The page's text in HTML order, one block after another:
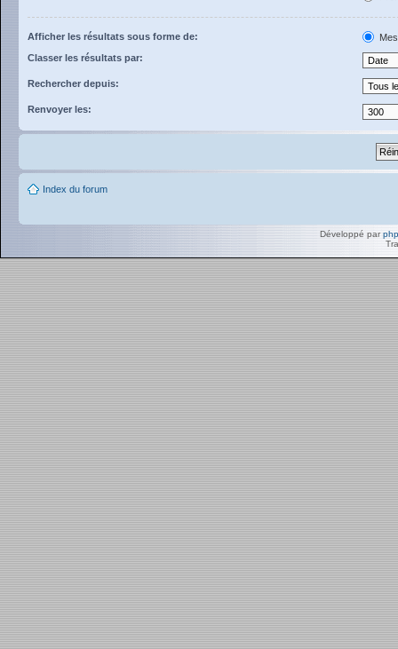
Afficher les résultats sous forme de:
Classer les résultats par:
Rechercher depuis:
Renvoyer les:
Index du forum
Développé par